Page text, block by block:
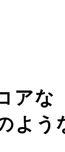
ア
よう